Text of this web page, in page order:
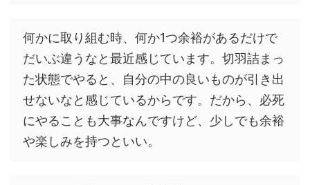
何かに取り組む時、何か1つ余裕があるだけで
だいぶ違うなと最近感じています。切羽詰まっ
た状態でやると、自分の中の良いものが引き出
せないなと感じているからです。だから、必死
にやることも大事なんですけど、少しでも余裕
や楽しみを持つといい。